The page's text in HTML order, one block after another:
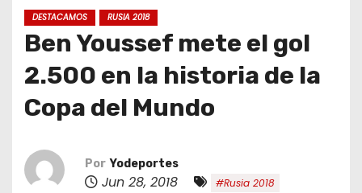
DESTACAMOS RUSIA 2018
Ben Youssef mete el gol
2.500 en la historia de la
Copa del Mundo
Por Yodeportes
Jun 28, 2018 #Rusia 2018